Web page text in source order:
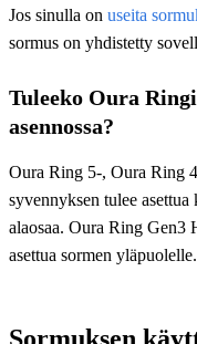
Jos sinulla on useita
sormus on yhdistetty
Tuleeko Oura
asennossa?
Oura Ring 5-, Oura Ring
syvennyksen tulee
alaosaa. Oura Ring Gen3
asettua sormen yläpuolelle.
Sormuksen